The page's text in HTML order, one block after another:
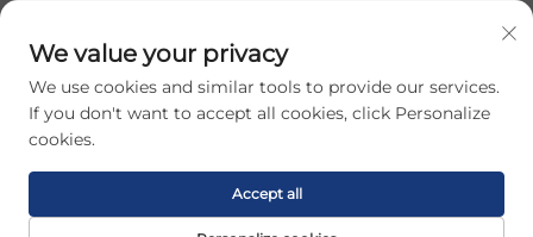
+86-19564394943
[email protected]
Upphovsrätt © 2026 Yiwu Lancui Jewelry Co., Ltd. Alla rättigheter
förbehållna.
We value your privacy
We use cookies and similar tools to provide our services.
If you don't want to accept all cookies, click Personalize
cookies.
Accept all